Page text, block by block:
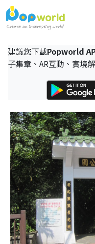
建議您下載Popworld
子集章、AR互動、實境